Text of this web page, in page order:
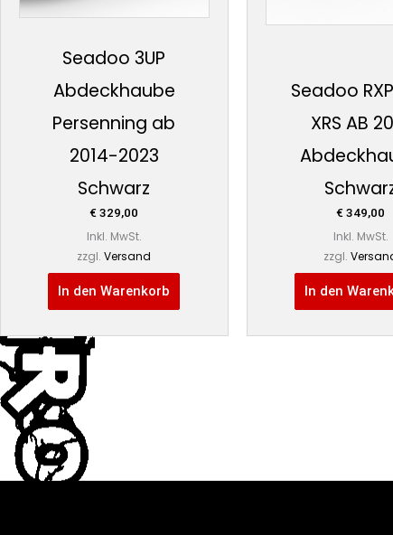
Seadoo 3UP
Abdeckhaube
Persenning ab
2014-2023
Schwarz
€329,00
Inkl. MwSt.
zzgl.Versand
In den Warenkorb
Seadoo
XRS AB
€349,00
Inkl. MwSt.
zzgl.
In den